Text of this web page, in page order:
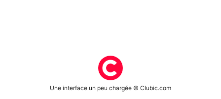
Une interface un peu chargée © Clubic.com